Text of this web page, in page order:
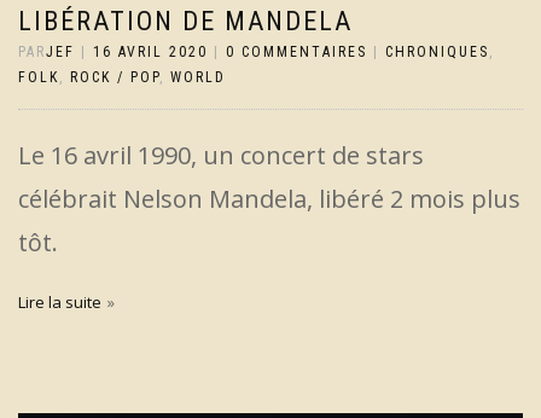
LIBÉRATION DE MANDELA
PARJEF 16 AVRIL 2020 0 COMMENTAIRES CHRONIQUES ,
FOLK, ROCK / POP, WORLD
Le 16 avril 1990, un concert de stars
célébrait Nelson Mandela, libéré 2 mois plus
tôt.
Lire la suite